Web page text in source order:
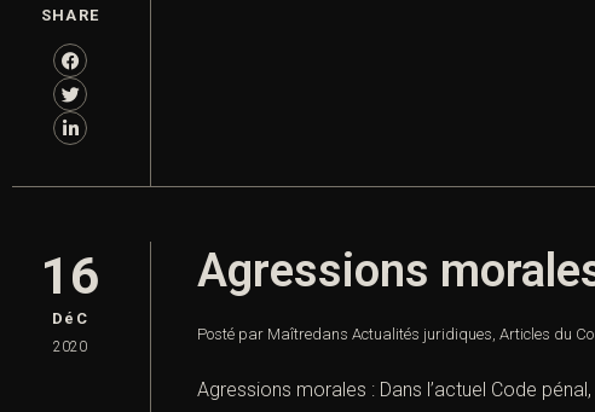
SHARE
16
DéC
2020
Agressions
Posté par Maîtredans Actualités juridiques, Articles du
Agressions morales : Dans l’actuel Code